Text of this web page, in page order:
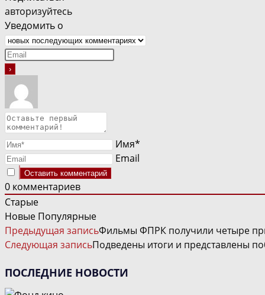
авторизуйтесь
Уведомить о
Имя*
Email
0 комментариев
Старые
Новые Популярные
ЧИТАТЬ
ДАЛЕЕ
СТАТЬИ
Предыдущая записьФильмы ФПРК получили четыре
Следующая записьПодведены итоги и представлены
ПОСЛЕДНИЕ НОВОСТИ